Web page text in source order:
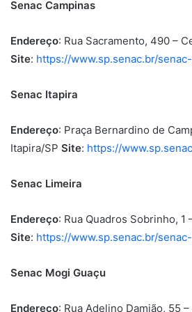
Senac Campinas
Endereço: Rua Sacramento, 490 –
Site: https://www.sp.senac.br/
Senac Itapira
Endereço: Praça Bernardino de
Itapira/SP Site: https://
Senac Limeira
Endereço: Rua Quadros Sobrinho, 1
Site: https://www.sp.senac.br/
Senac Mogi Guaçu
Endereço: Rua Adelino Damião, 55